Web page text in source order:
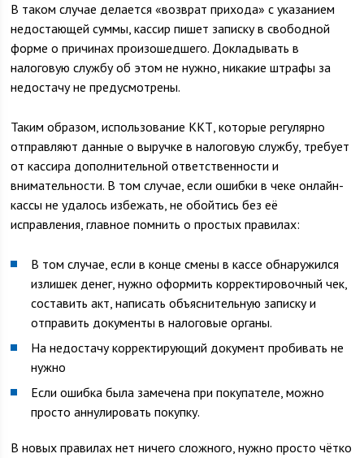
В таком случае делается «возврат прихода» с указанием
недостающей суммы, кассир пишет записку в свободной
форме о причинах произошедшего. Докладывать в
налоговую службу об этом не нужно, никакие штрафы за
недостачу не предусмотрены.
Таким образом, использование ККТ, которые регулярно
отправляют данные о выручке в налоговую службу, требует
от кассира дополнительной ответственности и
внимательности. В том случае, если ошибки в чеке онлайн-
кассы не удалось избежать, не обойтись без её
исправления, главное помнить о простых правилах:
В том случае, если в конце смены в кассе обнаружился
излишек денег, нужно оформить корректировочный чек,
составить акт, написать объяснительную записку и
отправить документы в налоговые органы.
На недостачу корректирующий документ пробивать не
нужно
Если ошибка была замечена при покупателе, можно
просто аннулировать покупку.
В новых правилах нет ничего сложного, нужно просто чётко